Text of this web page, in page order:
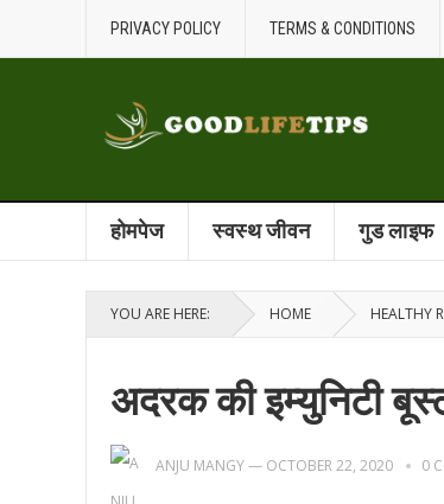
PRIVACY POLICY TERMS & CONDITIONS
होमपेज स्वस्थ जीवन गुड लाइफ
YOU ARE HERE: HOME HEALTHY
अदरक की इम्युनिटी
ANJU MANGY— OCTOBER 22, 2020 0